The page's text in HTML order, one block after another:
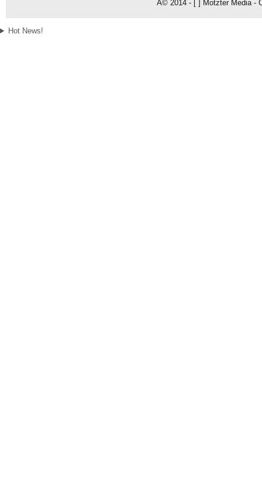
Â© 2014 - [ ] Motzter Media -
Hot News!